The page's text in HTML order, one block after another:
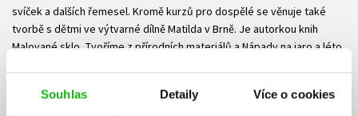
Souhlas Detaily Více o cookies
svíček a dalších řemesel. Kromě kurzů pro dospělé se věnuje také
tvorbě s dětmi ve výtvarné dílně Matilda v Brně. Je autorkou knih
Malované sklo, Tvoříme z přírodních materiálů a Nápady na jaro a léto.
Ke stažení